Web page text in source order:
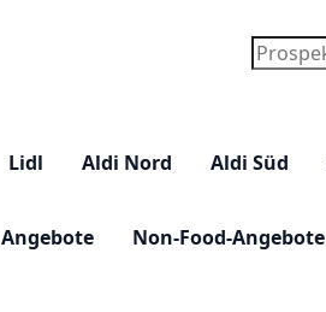
Suchen
Lidl Aldi Nord Aldi Süd
Angebote Non-Food-Angebote